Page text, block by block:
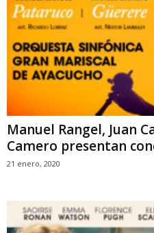
Manuel Rangel, Juan
Camero presentan
21 enero, 2020